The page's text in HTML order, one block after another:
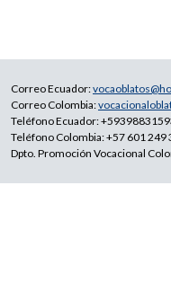
Correo Ecuador:
Correo Colombia:
Teléfono Ecuador:
Teléfono Colombia: +57 601 249
Dpto. Promoción Vocacional